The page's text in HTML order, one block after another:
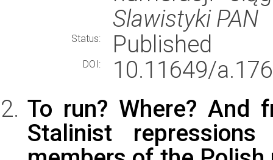
Slawistyki PAN
Status: Published
DOI:
10.11649/
To run? Where? And
Stalinist